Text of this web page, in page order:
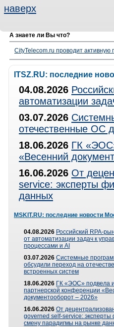
наверх
А знаете ли Вы что?
CityTelecom.ru проводит активную
ITSZ.RU: последние
04.08.2026
автоматизации
03.07.2026
отечественные ОС
18.06.2026 ГК
«Весенний
16.06.2026 От
service: эксперты
данных
MSKIT.RU: последние новости
04.08.2026 Российский RPA-
от автоматизации задач к
процессами и AI
03.07.2026 Системные
обсудили переход на
встроенных систем
18.06.2026 ГК «ЭОС» подвела
партнерской конференции
документооборот – 2026»
16.06.2026 От
governed self-service: эксперты
смену парадигмы на рынке